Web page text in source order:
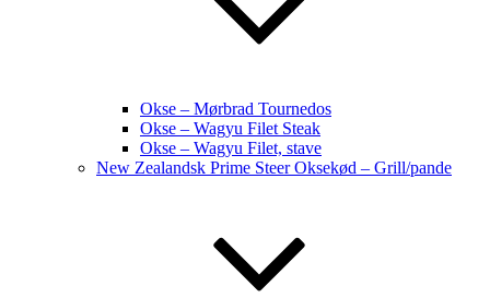
Okse – Mørbrad Tournedos
Okse – Wagyu Filet Steak
Okse – Wagyu Filet, stave
New Zealandsk Prime Steer Oksekød – Grill/pande